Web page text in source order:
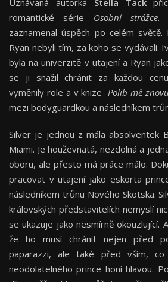
Uznávaná autorka Stella Tack
romantické série Osobní strážce.
zaznamenal úspěch po celém
Ryan nebyli tím, za koho se vydávali.
byla na univerzitě v utajení a Ryan
se ji snažil chránit za každou
vyměnily role a v knize Polib mě znovu
mezi bodyguardkou a následníkem
Silver je jednou z mála absolventek
Miami. Je houževnatá, nezdolná a
oboru, ale přesto má práce málo.
pracovat v utajení jako eskorta
následníkem trůnu Nového Skotska.
královských představitelích nemyslí
se ukazuje jako nesmírně okouzlující.
že ho musí chránit nejen před
paparazzi, ale také před vším,
neodolatelného prince honí hlavou.